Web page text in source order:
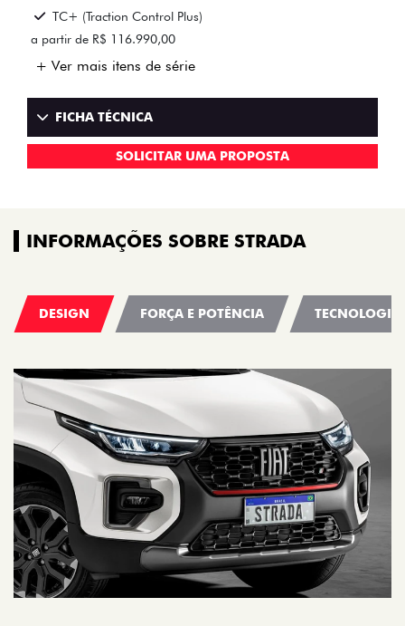
TC+ (Traction Control Plus)
a partir de R$ 116.990,00
+ Ver mais itens de série
FICHA TÉCNICA
SOLICITAR UMA PROPOSTA
INFORMAÇÕES SOBRE STRADA
DESIGN FORÇA E POTÊNCIA TECNOLOGIA